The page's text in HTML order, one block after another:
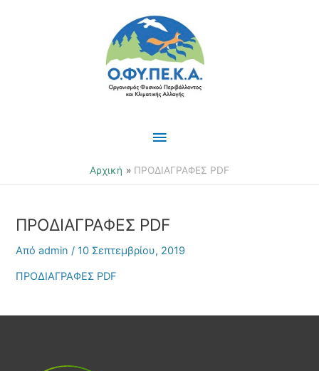
Κύριο
Μενού
Αρχική ΠΡΟΔΙΑΓΡΑΦΕΣ PDF
ΠΡΟΔΙΑΓΡΑΦΕΣ PDF
Απόadmin/10 Σεπτεμβρίου, 2019
ΠΡΟΔΙΑΓΡΑΦΕΣ PDF